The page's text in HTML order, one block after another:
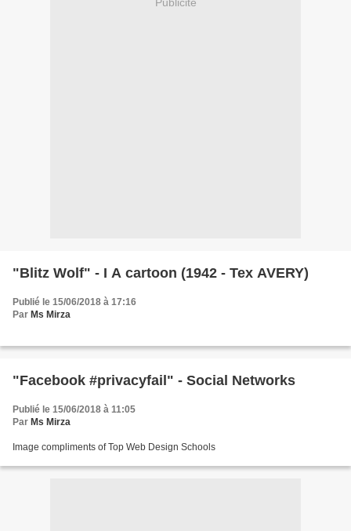
"Blitz Wolf" - I A cartoon (1942 - Tex AVERY)
Publié le 15/06/2018 à 17:16
Par Ms Mirza
"Facebook #privacyfail" - Social Networks
Publié le 15/06/2018 à 11:05
Par Ms Mirza
Image compliments of Top Web Design Schools